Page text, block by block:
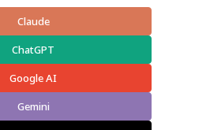
Claude
ChatGPT
Google AI
Gemini